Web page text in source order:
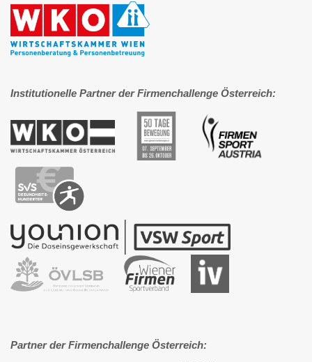
Institutionelle Partner der Firmenchallenge Österreich:
Partner der Firmenchallenge Österreich: